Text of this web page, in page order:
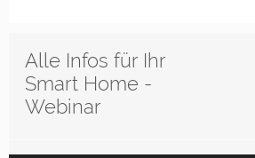
Alle Infos für Ihr
Smart Home -
Webinar